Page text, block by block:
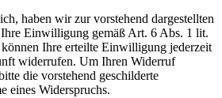
haben wir zur vorstehend dargestellten
Einwilligung gemäß Art. 6 Abs. 1 lit.
Ihre erteilte Einwilligung jederzeit
widerrufen. Um Ihren Widerruf
die vorstehend geschilderte
eines Widerspruchs.